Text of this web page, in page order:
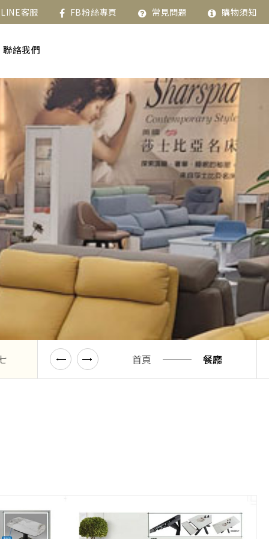
LINE客服 FB粉絲專頁 常見問題 購物須知
聯絡我們
型錄八 型錄九
首頁 餐廳